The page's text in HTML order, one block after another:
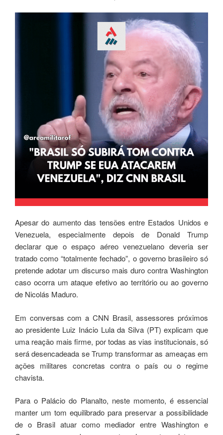
Apesar do aumento das tensões entre Estados Unidos e
Venezuela, especialmente depois de Donald Trump
declarar que o espaço aéreo venezuelano deveria ser
tratado como “totalmente fechado”, o governo brasileiro só
pretende adotar um discurso mais duro contra Washington
caso ocorra um ataque efetivo ao território ou ao governo
de Nicolás Maduro.
Em conversas com a CNN Brasil, assessores próximos
ao presidente Luiz Inácio Lula da Silva (PT) explicam que
uma reação mais firme, por todas as vias institucionais, só
será desencadeada se Trump transformar as ameaças em
ações militares concretas contra o país ou o regime
chavista.
Para o Palácio do Planalto, neste momento, é essencial
manter um tom equilibrado para preservar a possibilidade
de o Brasil atuar como mediador entre Washington e